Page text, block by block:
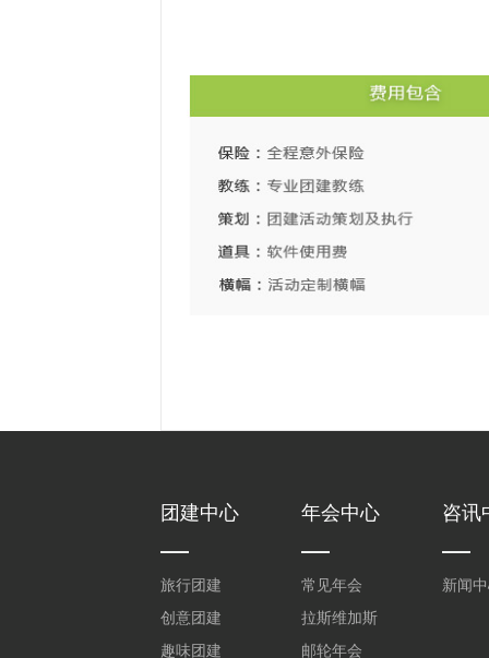
团建中心
旅行团建
创意团建
趣味团建
年会中心
常见年会
拉斯维加斯
邮轮年会
咨讯
新闻